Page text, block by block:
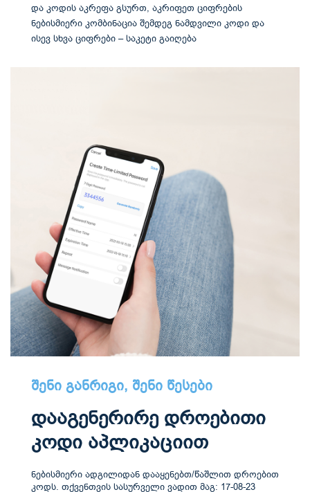
და კოდის აკრეფა გსურთ, აკრიფეთ ციფრების
ნებისმიერი კომბინაცია შემდეგ ნამდვილი კოდი და
ისევ სხვა ციფრები – საკეტი გაიღება
შენი განრიგი, შენი წესები
დააგენერირე დროებითი
კოდი აპლიკაციით
ნებისმიერი ადგილიდან დააყენებთ/წაშლით დროებით
კოდს. თქვენთვის სასურველი ვადით მაგ: 17-08-23